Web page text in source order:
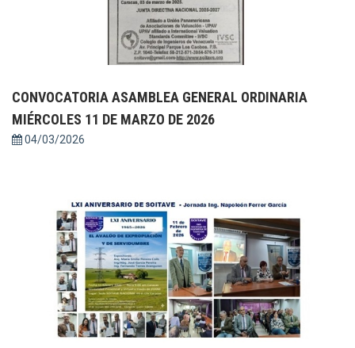
CONVOCATORIA ASAMBLEA GENERAL ORDINARIA
MIÉRCOLES 11 DE MARZO DE 2026
04/03/2026